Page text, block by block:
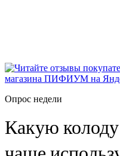
Опрос недели